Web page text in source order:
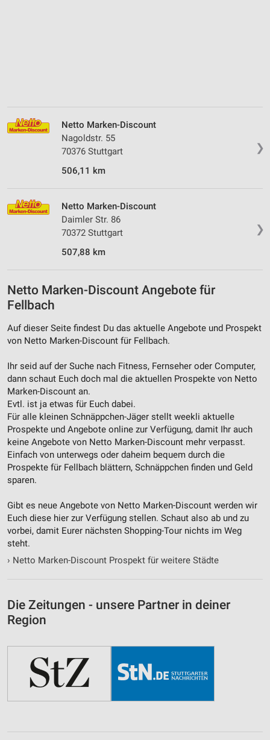
❯
Netto Marken-Discount
Nagoldstr. 55
70376 Stuttgart
506,11 km
❯
Netto Marken-Discount
Daimler Str. 86
70372 Stuttgart
507,88 km
Netto Marken-Discount Angebote für
Fellbach
Auf dieser Seite findest Du das aktuelle Angebote und Prospekt
von Netto Marken-Discount für Fellbach.
Ihr seid auf der Suche nach Fitness, Fernseher oder Computer,
dann schaut Euch doch mal die aktuellen Prospekte von Netto
Marken-Discount an.
Evtl. ist ja etwas für Euch dabei.
Für alle kleinen Schnäppchen-Jäger stellt weekli aktuelle
Prospekte und Angebote online zur Verfügung, damit Ihr auch
keine Angebote von Netto Marken-Discount mehr verpasst.
Einfach von unterwegs oder daheim bequem durch die
Prospekte für Fellbach blättern, Schnäppchen finden und Geld
sparen.
Gibt es neue Angebote von Netto Marken-Discount werden wir
Euch diese hier zur Verfügung stellen. Schaut also ab und zu
vorbei, damit Eurer nächsten Shopping-Tour nichts im Weg
steht.
› Netto Marken-Discount Prospekt für weitere Städte
Die Zeitungen - unsere Partner in deiner
Region